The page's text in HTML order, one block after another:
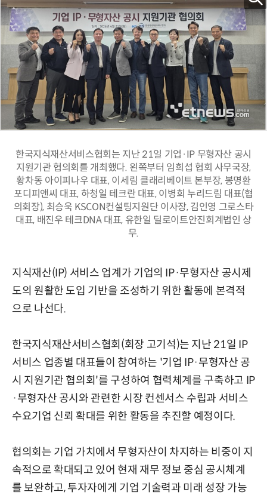
한국지식재산서비스협회는 지난 21일 기업·IP 무형자산 공시
지원기관 협의회를 개최했다. 왼쪽부터 임희섭 협회 사무국장,
황차동 아이피나우 대표, 이세림 클래리베이트 본부장, 봉명환
포디피앤씨 대표, 하청일 테크란 대표, 이병희 누리드림 대표(협
의회장), 최승욱 KSCON컨설팅지원단 이사장, 김인영 그로스타
대표, 배진우 테크DNA 대표, 유한일 딜로이트안진회계법인 상
무.
지식재산(IP) 서비스 업계가 기업의 IP·무형자산 공시제
도의 원활한 도입 기반을 조성하기 위한 활동에 본격적
으로 나선다.
한국지식재산서비스협회(회장 고기석)는 지난 21일 IP
서비스 업종별 대표들이 참여하는 '기업 IP·무형자산 공
시 지원기관 협의회'를 구성하여 협력체계를 구축하고 IP
·무형자산 공시와 관련한 시장 컨센서스 수립과 서비스
수요기업 신뢰 확대를 위한 활동을 추진할 예정이다.
협의회는 기업 가치에서 무형자산이 차지하는 비중이 지
속적으로 확대되고 있어 현재 재무 정보 중심 공시체계
를 보완하고, 투자자에게 기업 기술력과 미래 성장 가능